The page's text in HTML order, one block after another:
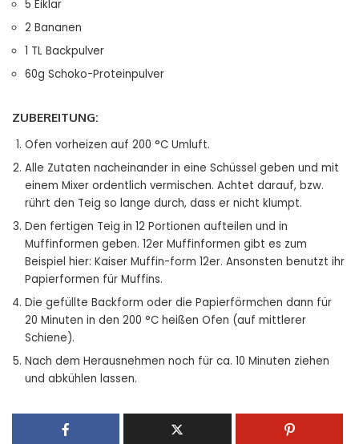
5 Eiklar
2 Bananen
1 TL Backpulver
60g Schoko-Proteinpulver
ZUBEREITUNG:
Ofen vorheizen auf 200 °C Umluft.
Alle Zutaten nacheinander in eine Schüssel geben und mit
einem Mixer ordentlich vermischen. Achtet darauf, bzw.
rührt den Teig so lange durch, dass er nicht klumpt.
Den fertigen Teig in 12 Portionen aufteilen und in
Muffinformen geben. 12er Muffinformen gibt es zum
Beispiel hier: Kaiser Muffin-form 12er. Ansonsten benutzt ihr
Papierformen für Muffins.
Die gefüllte Backform oder die Papierförmchen dann für
20 Minuten in den 200 °C heißen Ofen (auf mittlerer
Schiene).
Nach dem Herausnehmen noch für ca. 10 Minuten ziehen
und abkühlen lassen.